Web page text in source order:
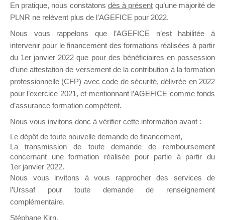
il y a un mois
Ce groupe est destiné aux Organismes de
Formation qui souhaitent répondre à l’Appel à
Propositions Mallette du Dirigeant.
Ce groupe propose un forum dédié au support
sur lequel il est possible de laisser un message
ou poser une question.
NB : Il est nécessaire d’être
pouvoir rejoindre ce groupe
En pratique, nous constatons dès à présent qu’une majorité de
PLNR ne relèvent plus de l’AGEFICE pour 2022.
Nous vous rappelons que l’AGEFICE n’est habilitée à
intervenir pour le financement des formations réalisées à partir
du 1er janvier 2022 que pour des bénéficiaires en possession
d’une attestation de versement de la contribution à la formation
professionnelle (CFP) avec code de sécurité, délivrée en 2022
pour l’exercice 2021, et mentionnant l’AGEFICE comme fonds
d’assurance formation compétent.
Nous vous invitons donc à vérifier cette information avant :
Le dépôt de toute nouvelle demande de financement,
La transmission de toute demande de remboursement
concernant une formation réalisée pour partie à partir du
1er janvier 2022.
Nous vous invitons à vous rapprocher des services de
l’Urssaf pour toute demande de renseignement
complémentaire.
Stéphane Kirn,